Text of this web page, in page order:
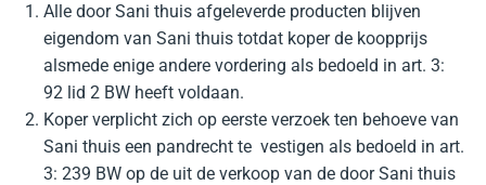
Alle door Sani thuis afgeleverde producten blijven
eigendom van Sani thuis totdat koper de koopprijs
alsmede enige andere vordering als bedoeld in art. 3:
92 lid 2 BW heeft voldaan.
Koper verplicht zich op eerste verzoek ten behoeve van
Sani thuis een pandrecht te vestigen als bedoeld in art.
3: 239 BW op de uit de verkoop van de door Sani thuis